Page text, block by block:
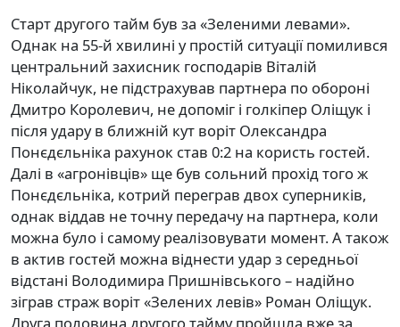
Старт другого тайм був за «Зеленими левами».
Однак на 55-й хвилині у простій ситуації помилився
центральний захисник господарів Віталій
Ніколайчук, не підстрахував партнера по обороні
Дмитро Королевич, не допоміг і голкіпер Оліщук і
після удару в ближній кут воріт Олександра
Понєдєльніка рахунок став 0:2 на користь гостей.
Далі в «агронівців» ще був сольний прохід того ж
Понєдєльніка, котрий переграв двох суперників,
однак віддав не точну передачу на партнера, коли
можна було і самому реалізовувати момент. А також
в актив гостей можна віднести удар з середньої
відстані Володимира Пришнівського – надійно
зіграв страж воріт «Зелених левів» Роман Оліщук.